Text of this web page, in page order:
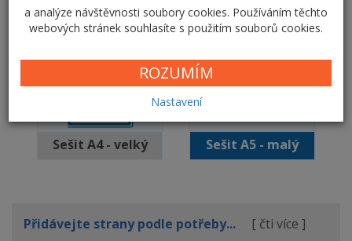
a analýze návštěvnosti soubory cookies. Používáním těchto
webových stránek souhlasíte s použitím souborů cookies.
ROZUMÍM
Nastavení
Sešit A4 - velký Sešit A5 - malý
Přidávejte strany podle potřeby... [ čti více ]